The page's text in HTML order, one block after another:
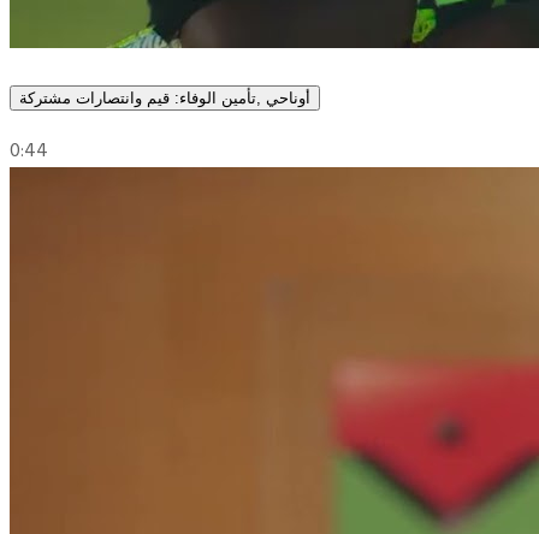
أوناحي ,تأمين الوفاء: قيم وانتصارات مشتركة
0:44